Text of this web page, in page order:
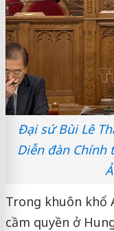
Đại sứ Bùi Lê
Diễn đàn Chính
Trong khuôn khổ
cầm quyền ở